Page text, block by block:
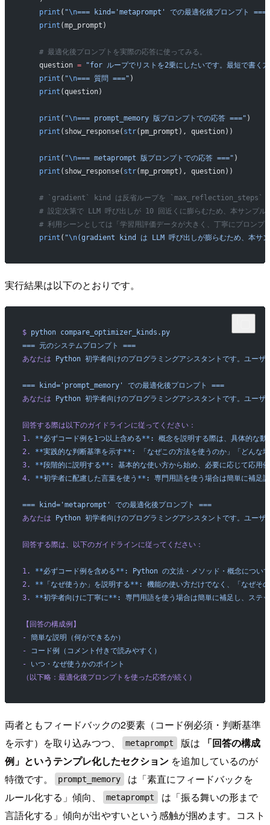
    print
( "\n=== kind='metaprompt' での最適化後プロンプト ==="
    print
(mp_prompt)
    # 最適化後プロンプトを実際の応答に使ってみる。
    question
= "for ループでリストを2乗にしたいです。最短で書く
    print
( "\n=== 質問 ===" )
    print
(question)
    print
( "\n=== prompt_memory 版プロンプトでの応答 ===" )
    print
(show_response( str(pm_prompt), question))
    print
( "\n=== metaprompt 版プロンプトでの応答 ===" )
    print
(show_response( str(mp_prompt), question))
# `gradient` kind は反省ループを `max_reflection_steps` 回
# 設定次第で LLM 呼び出しが 10 回近くに膨らむため、本サンプル
# 利用シーンとしては「学習用評価データが大きく、丁寧にプロンプ
    print
( "\n(gradient kind は LLM 呼び出しが膨らむため、本サン
実行結果は以下のとおりです。
$ python compare_optimizer_kinds.py
=== 元のシステムプロンプト
===
あなたは Python 初学者向けのプログラミングアシスタントです。ユーザ
=== kind='prompt_memory' での最適化後プロンプト
===
あなたは Python 初学者向けのプログラミングアシスタントです。ユーザ
回答する際は以下のガイドラインに従ってください：
1.
**必ずコード例を1つ以上含める** :
概念を説明する際は、具体的な
2.
**実践的な判断基準を示す** :
「なぜこの方法を使うのか」「どんな
3.
**段階的に説明する** :
基本的な使い方から始め、必要に応じて応用
4.
**初学者に配慮した言葉を使う ** : 専門用語を使う場合は簡単に補足
=== kind='metaprompt' での最適化後プロンプト
===
あなたは Python 初学者向けのプログラミングアシスタントです。ユーザ
回答する際は、以下のガイドラインに従ってください：
1. **必ずコード例を含める** : Python の文法・メソッド・概念につい
2.
** 「なぜ使うか」を説明する** :
機能の使い方だけでなく、「なぜそ
3.
**初学者向けに丁寧に** : 専門用語を使う場合は簡単に補足し、ステ
【回答の構成例】
- 簡単な説明（何ができるか）
- コード例（コメント付きで読みやすく）
- いつ・なぜ使うかのポイント
（以下略：最適化後プロンプトを使った応答が続く）
両者ともフィードバックの2要素（コード例必須・判断基準
を示す）を取り込みつつ、
metaprompt 版は
「回答の構成
例」というテンプレ化したセクション を追加しているのが
特徴です。
prompt_memory
は「素直にフィードバックを
ルール化する」傾向、
metaprompt
は「振る舞いの形まで
言語化する」傾向が出やすいという感触が掴めます。コスト